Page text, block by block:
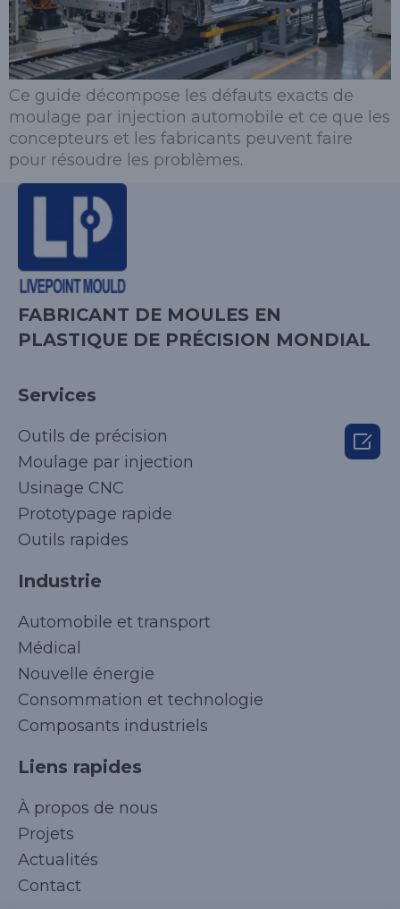
Ce guide décompose les défauts exacts de
moulage par injection automobile et ce que les
concepteurs et les fabricants peuvent faire
pour résoudre les problèmes.
FABRICANT DE MOULES EN
PLASTIQUE DE PRÉCISION MONDIAL
Services
Outils de précision
Moulage par injection
Usinage CNC
Prototypage rapide
Outils rapides
Industrie
Automobile et transport
Médical
Nouvelle énergie
Consommation et technologie
Composants industriels
Liens rapides
À propos de nous
Projets
Actualités
Contact
